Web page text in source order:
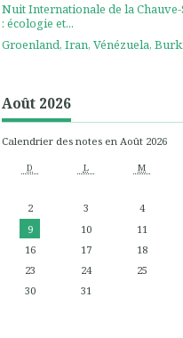
Nuit Internationale de la Chauve-
: écologie et...
Groenland, Iran, Vénézuela,
Août 2026
Calendrier des notes en Août 2026
D L M
2
3 4
9
10 11
16
17 18
23
24 25
30
31